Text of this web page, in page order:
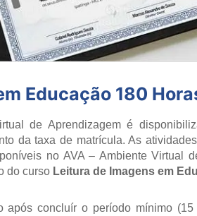
Educação 180
de Aprendizagem é
da taxa de matrícula. As
no AVA – Ambiente Virtual
do curso Leitura de Imagens em
após concluír o período mínimo